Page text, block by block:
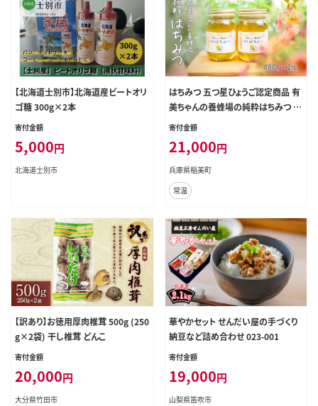
【北海道士別市】北海道産ビートオリ
ゴ糖 300g×2本
寄付金額
5,000円
北海道士別市
はちみつ 五つ星ひょうご認定商品 有
美ちゃんの養蜂場の純粋はちみつ 48
0g 2個 セット ハチミツ 蜂蜜 非加熱
品
寄付金額
21,000円
兵庫県稲美町
常温
【訳あり】お徳用厚肉椎茸 500g (250
g×2袋) 干し椎茸 どんこ
寄付金額
20,000円
大分県竹田市
華やかセット せんだい屋の手づくり
納豆など詰め合わせ 023-001
寄付金額
19,000円
山梨県笛吹市